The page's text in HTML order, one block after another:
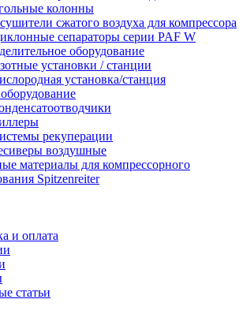
колонны
сжатого воздуха для компрессора
сепараторы серии PAF W
оборудование
установки / станции
установка/станция
рекуперации
воздушные
материалы для компрессорного
Spitzenreiter
и оплата
статьи